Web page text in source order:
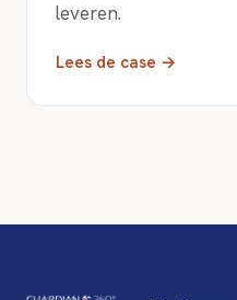
leveren.
Lees de case →